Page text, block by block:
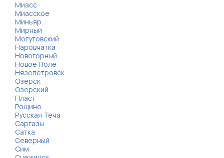
Миасс
Миасское
Миньяр
Мирный
Могутовский
Наровчатка
Новогорный
Новое Поле
Нязепетровск
Озёрск
Озерский
Пласт
Рощино
Русская Теча
Саргазы
Сатка
Северный
Сим